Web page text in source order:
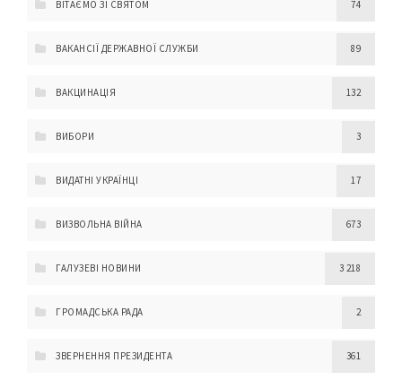
ВІТАЄМО ЗІ СВЯТОМ 74
ВАКАНСІЇ ДЕРЖАВНОЇ СЛУЖБИ 89
ВАКЦИНАЦІЯ 132
ВИБОРИ 3
ВИДАТНІ УКРАЇНЦІ 17
ВИЗВОЛЬНА ВІЙНА 673
ГАЛУЗЕВІ НОВИНИ 3 218
ГРОМАДСЬКА РАДА 2
ЗВЕРНЕННЯ ПРЕЗИДЕНТА 361